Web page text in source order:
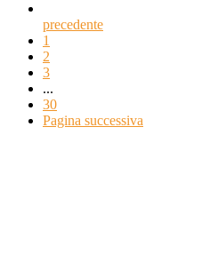
precedente
1
2
3
...
30
Pagina successiva